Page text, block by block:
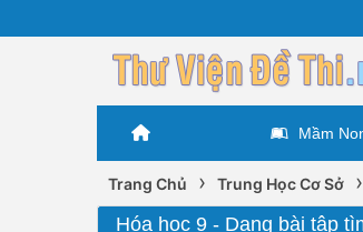
Mầm
Trang Chủ › Trung Học Cơ Sở ›
Hóa học 9 - Dạng bài tập